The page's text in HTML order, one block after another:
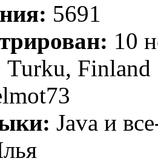
5691
10
Turku, Finland
Java и